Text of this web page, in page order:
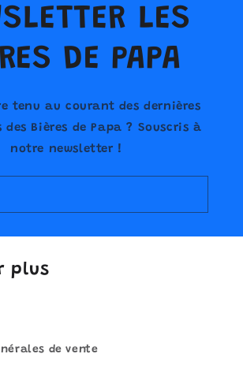
LES
DE PAPA
tenu au courant des dernières
des Bières de Papa ? Souscris à
notre newsletter !
plus
de vente